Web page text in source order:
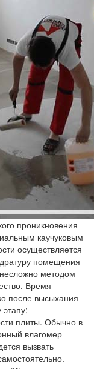
проникновения
каучуковым
осуществляется
помещения
методом
Время
после высыхания
плиты. Обычно в
влагомер
вызвать